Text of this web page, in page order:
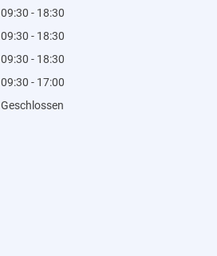
09:30 - 18:30
09:30 - 18:30
09:30 - 18:30
09:30 - 17:00
Geschlossen